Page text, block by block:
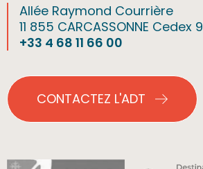
Allée Raymond Courrière
11 855 CARCASSONNE Cedex 9
+33 4 68 11 66 00
CONTACTEZ L'ADT